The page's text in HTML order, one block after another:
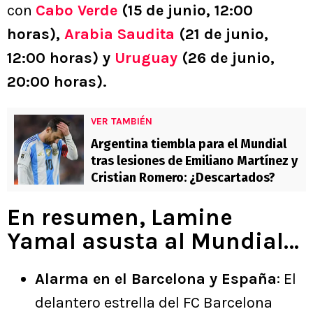
con Cabo Verde (15 de junio, 12:00
horas), Arabia Saudita (21 de junio,
12:00 horas) y Uruguay (26 de junio,
20:00 horas).
VER TAMBIÉN
Argentina tiembla para el Mundial
tras lesiones de Emiliano Martínez y
Cristian Romero: ¿Descartados?
En resumen, Lamine
Yamal asusta al Mundial…
Alarma en el Barcelona y España: El
delantero estrella del FC Barcelona